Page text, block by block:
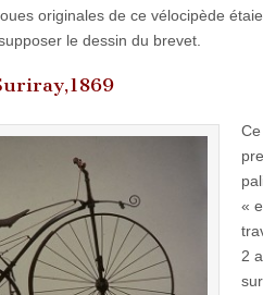
originales de ce vélocipède
le dessin du brevet.
«
2